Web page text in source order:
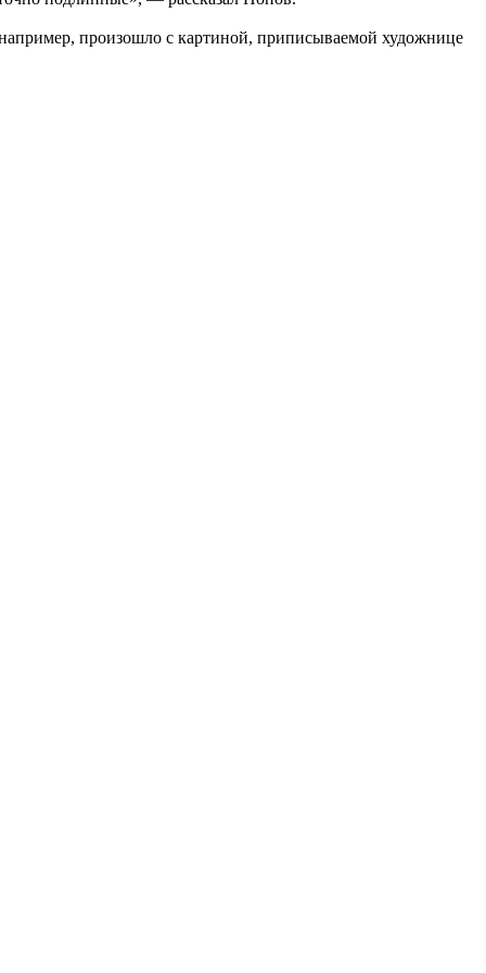
произошло с картиной, приписываемой художнице